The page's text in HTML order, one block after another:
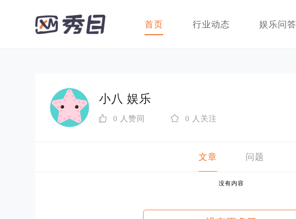
首页 行业动态 娱乐问答
小八 娱乐
 0 人赞同  0 人关注
文章 问题
没有内容